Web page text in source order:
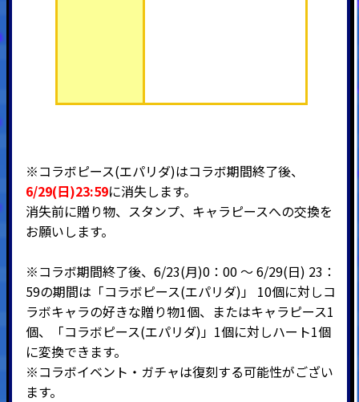
※コラボピース(エパリダ)はコラボ期間終了後、
6/29(日)23:59に消失します。
消失前に贈り物、スタンプ、キャラピースへの交換を
お願いします。
※コラボ期間終了後、6/23(月)0：00 ～ 6/29(日) 23：
59の期間は「コラボピース(エパリダ)」 10個に対しコ
ラボキャラの好きな贈り物1個、またはキャラピース1
個、「コラボピース(エパリダ)」1個に対しハート1個
に変換できます。
※コラボイベント・ガチャは復刻する可能性がござい
ます。